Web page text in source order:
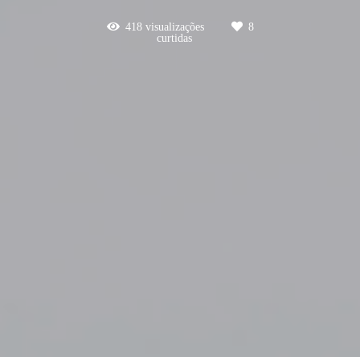
418visualizações
8
curtidas